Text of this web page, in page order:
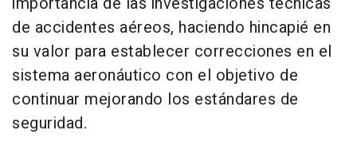
de accidentes aéreos, haciendo hincapié en
su valor para establecer correcciones en el
sistema aeronáutico con el objetivo de
continuar mejorando los estándares de
seguridad.